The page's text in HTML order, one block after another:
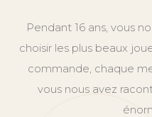
Pendant 16 ans, vous
choisir les plus beaux
commande, chaque
vous nous avez